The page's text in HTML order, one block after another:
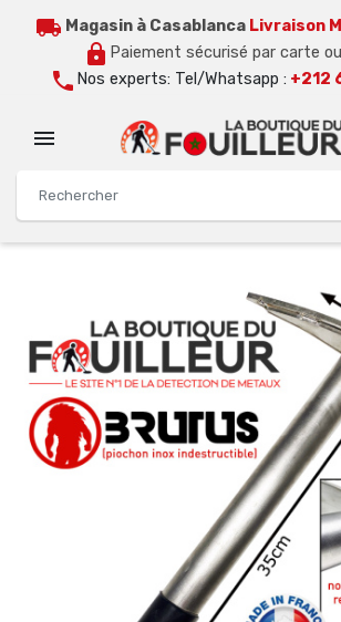
local_shipping Magasin à Casablanca Livraison
lock Paiement sécurisé par carte
call Nos experts: Tel/Whatsapp : +212
